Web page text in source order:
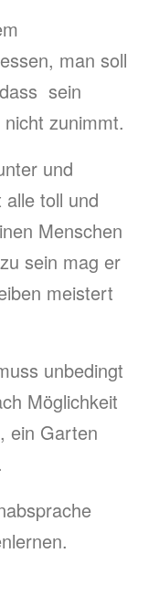
man soll
sein
zunimmt.
und
toll und
Menschen
sein mag er
meistert
unbedingt
Möglichkeit
ein Garten